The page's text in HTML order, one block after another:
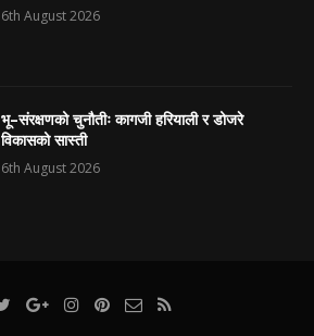
6th August 2026
भू–संरक्षणको चुनौतीः कागजी हरियाली र डोजरे
विकासको सास्ती
6th August 2026